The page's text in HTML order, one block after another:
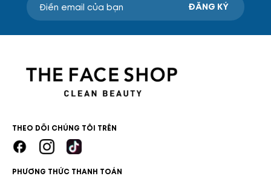
ĐĂNG KÝ
THEO DÕI CHÚNG TÔI TRÊN
PHƯƠNG THỨC THANH TOÁN